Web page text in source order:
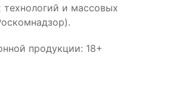
и массовых
продукции: 18+